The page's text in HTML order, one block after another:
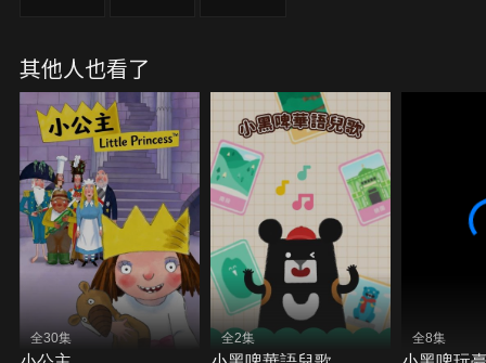
其他人也看了
全30集 全2集 全8集